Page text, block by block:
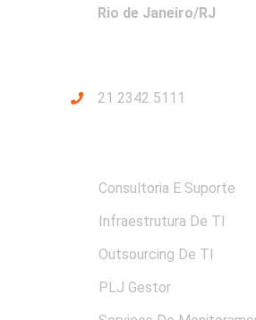
Rio de Janeiro/RJ
21 2342 5111
Consultoria E Suporte
Infraestrutura De TI
Outsourcing De TI
PLJ Gestor